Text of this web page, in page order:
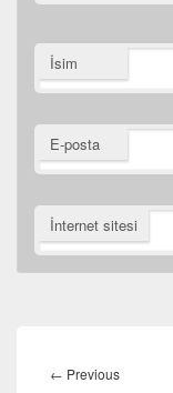
İsim
E-posta
İnternet sitesi
gezinmesi
← PreviousPrevious